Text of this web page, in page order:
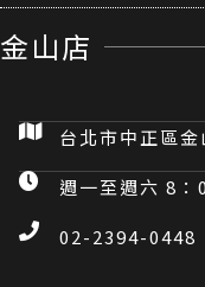
金山店
台北市中正區
週一至週六 8
02-2394-0448